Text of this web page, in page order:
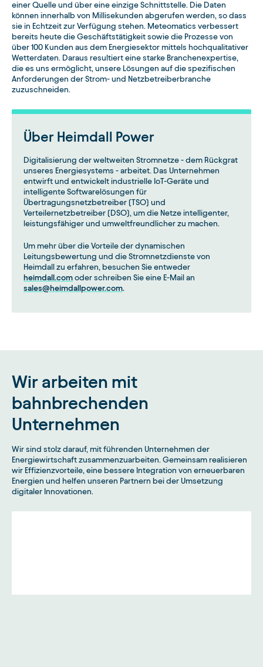
einer Quelle und über eine einzige Schnittstelle. Die Daten
können innerhalb von Millisekunden abgerufen werden, so dass
sie in Echtzeit zur Verfügung stehen. Meteomatics verbessert
bereits heute die Geschäftstätigkeit sowie die Prozesse von
über 100 Kunden aus dem Energiesektor mittels hochqualitativer
Wetterdaten. Daraus resultiert eine starke Branchenexpertise,
die es uns ermöglicht, unsere Lösungen auf die spezifischen
Anforderungen der Strom- und Netzbetreiberbranche
zuzuschneiden.
Über Heimdall Power
Digitalisierung der weltweiten Stromnetze - dem Rückgrat
unseres Energiesystems - arbeitet. Das Unternehmen
entwirft und entwickelt industrielle IoT-Geräte und
intelligente Softwarelösungen für
Übertragungsnetzbetreiber (TSO) und
Verteilernetzbetreiber (DSO), um die Netze intelligenter,
leistungsfähiger und umweltfreundlicher zu machen.
Um mehr über die Vorteile der dynamischen
Leitungsbewertung und die Stromnetzdienste von
Heimdall zu erfahren, besuchen Sie entweder
heimdall.com oder schreiben Sie eine E-Mail an
sales@heimdallpower.com.
Wir arbeiten mit
bahnbrechenden
Unternehmen
Wir sind stolz darauf, mit führenden Unternehmen der
Energiewirtschaft zusammenzuarbeiten. Gemeinsam realisieren
wir Effizienzvorteile, eine bessere Integration von erneuerbaren
Energien und helfen unseren Partnern bei der Umsetzung
digitaler Innovationen.